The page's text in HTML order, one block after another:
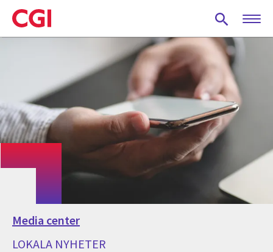
Skip
to
main
Media center
LOKALA NYHETER